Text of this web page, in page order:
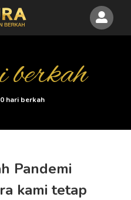
hari berkah
Pandemi
kami tetap